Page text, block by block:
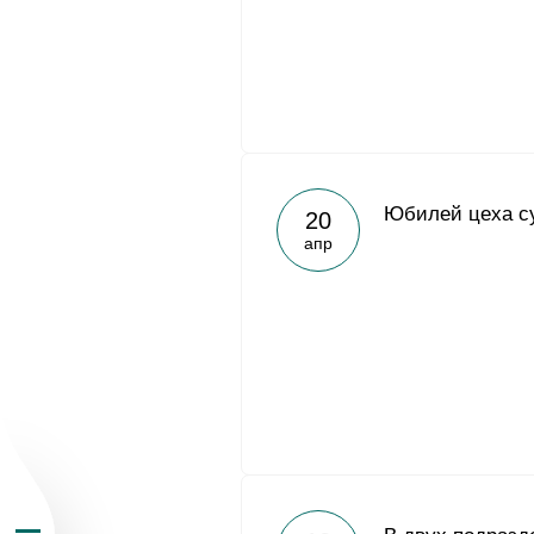
О Группе «Акрон»
География
20
апр
Юбилей цеха